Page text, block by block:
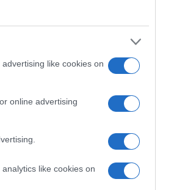
like cookies on
online advertising
like cookies on